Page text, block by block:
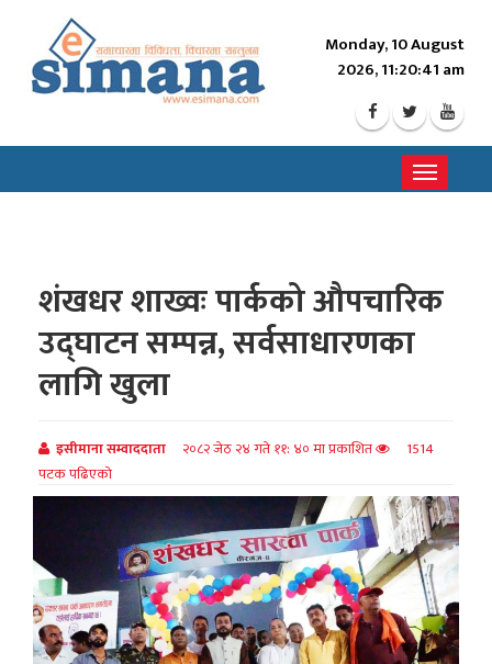
Monday, 10 August
2026, 11:20:43 am
Toggle
शंखधर शाख्वः पार्कको औपचारिक
उद्घाटन सम्पन्न, सर्वसाधारणका
लागि खुला
इसीमाना सम्वाददाता २०८२ जेठ २४ गते ११: ४० मा प्रकाशित
1514
पटक पढिएको